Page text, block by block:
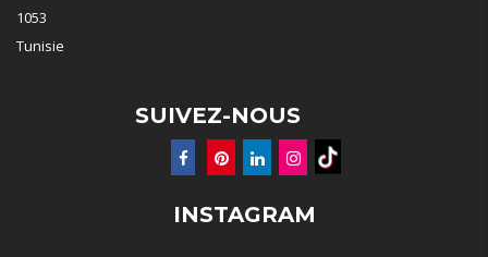
1053
Tunisie
SUIVEZ-NOUS
INSTAGRAM